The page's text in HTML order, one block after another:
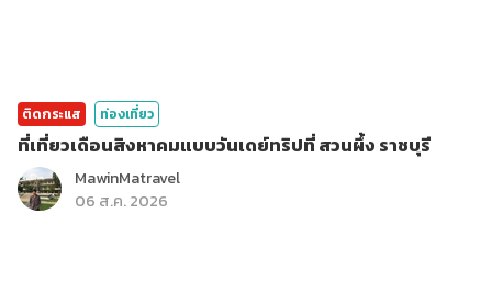
ติดกระแส ท่องเที่ยว
ที่เที่ยวเดือนสิงหาคมแบบวันเดย์ทริปที่ สวนผึ้ง ราชบุรี
MawinMatravel
06 ส.ค. 2026